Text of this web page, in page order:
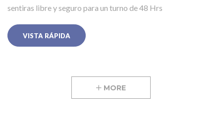
sentiras libre y seguro para un turno de 48 Hrs
VISTA RÁPIDA
MORE